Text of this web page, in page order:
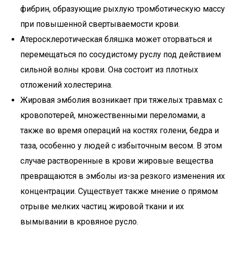
фибрин, образующие рыхлую тромботическую массу
при повышенной свертываемости крови.
Атеросклеротическая бляшка может оторваться и
перемещаться по сосудистому руслу под действием
сильной волны крови. Она состоит из плотных
отложений холестерина.
Жировая эмболия возникает при тяжелых травмах с
кровопотерей, множественными переломами, а
также во время операций на костях голени, бедра и
таза, особенно у людей с избыточным весом. В этом
случае растворенные в крови жировые вещества
превращаются в эмболы из-за резкого изменения их
концентрации. Существует также мнение о прямом
отрыве мелких частиц жировой ткани и их
вымывании в кровяное русло.